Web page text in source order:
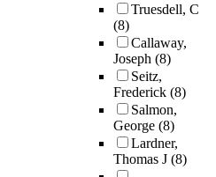
Truesdell, C
(8)
Callaway,
Joseph (8)
Seitz,
Frederick (8)
Salmon,
George (8)
Lardner,
Thomas J (8)